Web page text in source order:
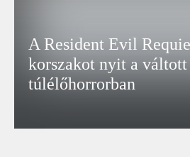
A Resident Evil
korszakot nyit a váltott
túlélőhorrorban